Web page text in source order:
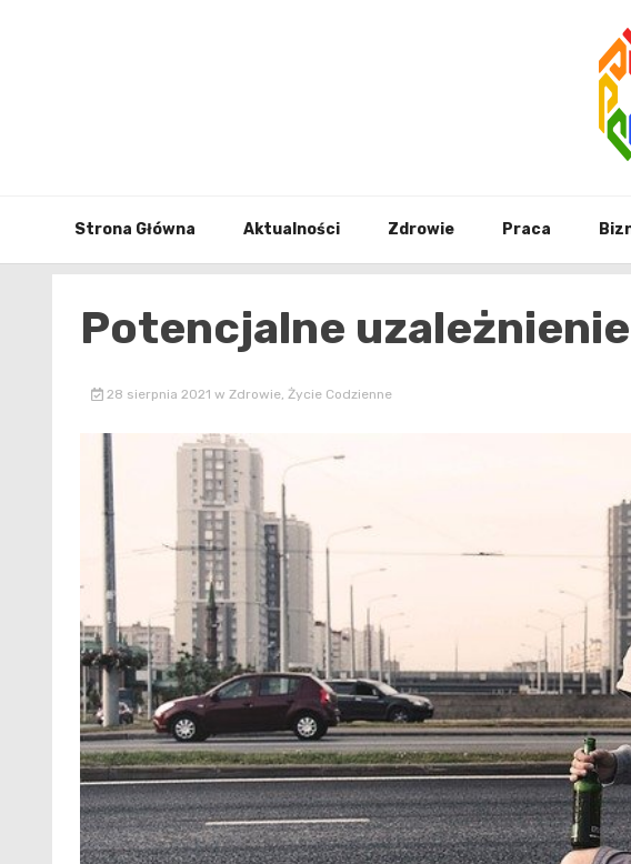
Strona Główna Aktualności Zdrowie Praca
Potencjalne uzależnienie
28 sierpnia 2021 w Zdrowie, Życie Codzienne